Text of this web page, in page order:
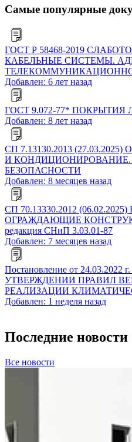
Самые популярные
ГОСТ Р 58468-2019
КАБЕЛЬНЫЕ СИСТЕМЫ.
Добавлен: 6 лет назад
ГОСТ 9.072-77*
Добавлен: 8 лет назад
СП 7.13130.2013
И
БЕЗОПАСНОСТИ
Добавлен: 8 месяцев назад
СП 70.13330.2012
ОГРАЖДАЮЩИЕ
редакция СНиП 3.03.01-87
Добавлен: 7 месяцев назад
Постановление от 24.03.2022
УТВЕРЖДЕНИИ ПРАВИЛ
РЕАЛИЗАЦИИ
Добавлен: 1 неделя назад
Последние новости
Все новости